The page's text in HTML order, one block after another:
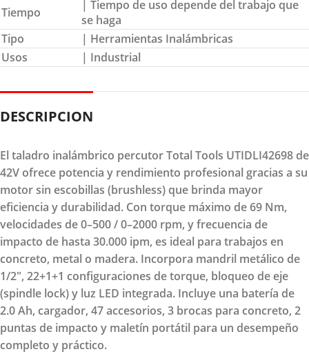
Tiempo
| Tiempo de uso depende del trabajo que
se haga
Tipo
| Herramientas Inalámbricas
Usos
| Industrial
DESCRIPCION
El taladro inalámbrico percutor Total Tools UTIDLI42698 de
42V ofrece potencia y rendimiento profesional gracias a su
motor sin escobillas (brushless) que brinda mayor
eficiencia y durabilidad. Con torque máximo de 69 Nm,
velocidades de 0–500 / 0–2000 rpm, y frecuencia de
impacto de hasta 30.000 ipm, es ideal para trabajos en
concreto, metal o madera. Incorpora mandril metálico de
1/2", 22+1+1 configuraciones de torque, bloqueo de eje
(spindle lock) y luz LED integrada. Incluye una batería de
2.0 Ah, cargador, 47 accesorios, 3 brocas para concreto, 2
puntas de impacto y maletín portátil para un desempeño
completo y práctico.